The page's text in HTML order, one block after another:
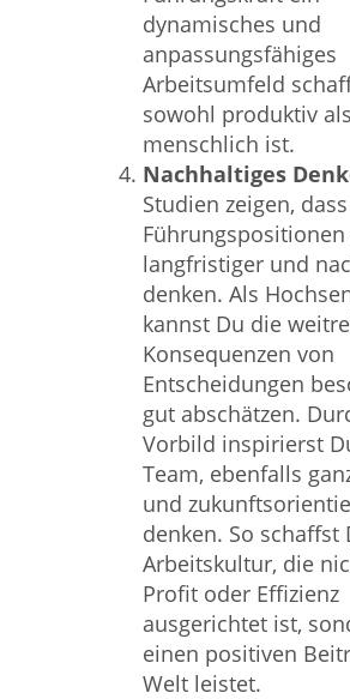
dynamisches und
anpassungsfähiges
Arbeitsumfeld
sowohl produktiv
menschlich ist.
Nachhaltiges
Studien zeigen,
langfristiger und
denken. Als
kannst Du die
Konsequenzen von
Entscheidungen
gut abschätzen.
Vorbild inspirierst
Team, ebenfalls
und
denken. So schaffst
Arbeitskultur, die
Profit oder Effizienz
ausgerichtet ist,
einen positiven
Welt leistet.